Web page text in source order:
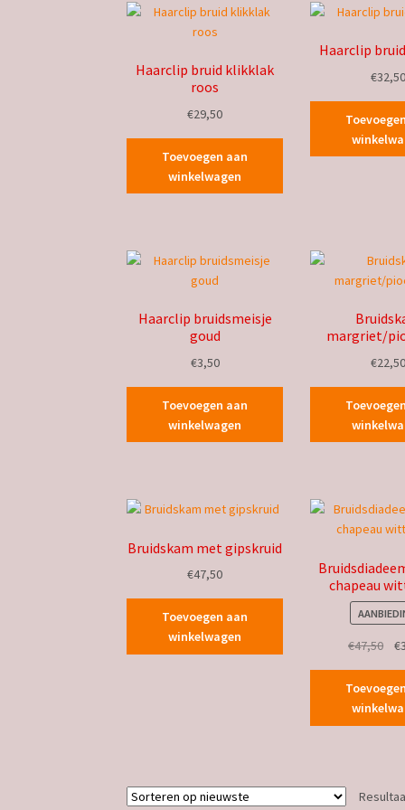
Haarclip bruid klikklak
roos
€29,50
Toevoegen aan
winkelwagen
Haarclip
€
Haarclip bruidsmeisje
goud
€3,50
Toevoegen aan
winkelwagen
margriet/
€
Bruidskam met gipskruid
€47,50
Toevoegen aan
winkelwagen
chapeau
€47,50 €